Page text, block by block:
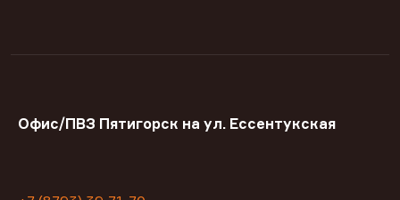
Офис/ПВЗ Пятигорск на ул. Ессентукская